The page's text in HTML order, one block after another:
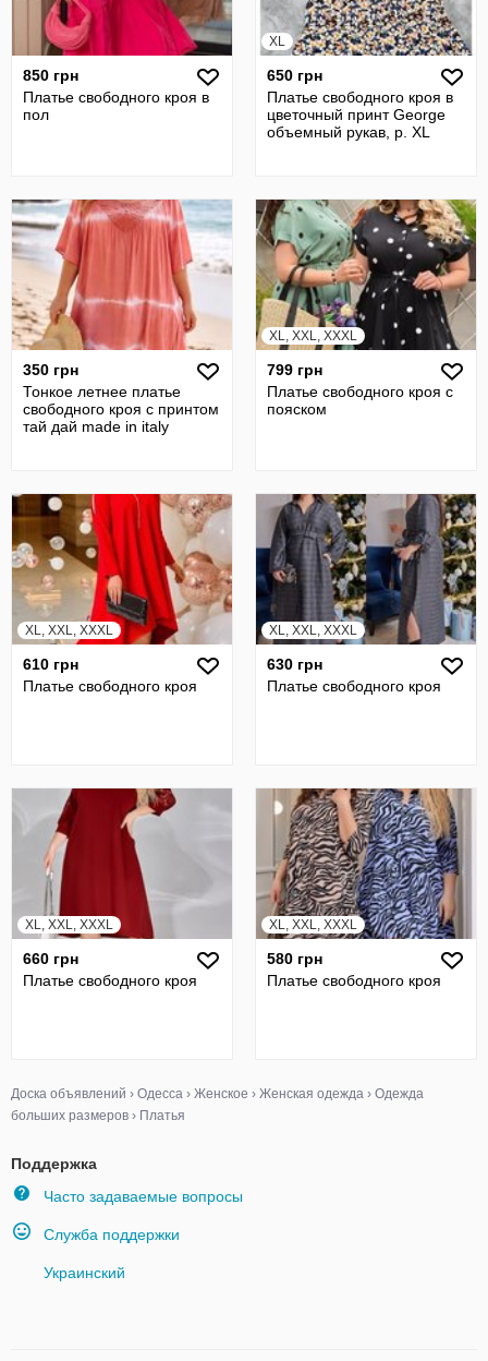
850 грн
Платье свободного кроя в
пол
XL
650 грн
Платье свободного кроя в
цветочный принт George
объемный рукав, р. XL
350 грн
Тонкое летнее платье
свободного кроя с принтом
тай дай made in italy
XL, XXL, XXXL
799 грн
Платье свободного кроя с
пояском
XL, XXL, XXXL
610 грн
Платье свободного кроя
XL, XXL, XXXL
630 грн
Платье свободного кроя
XL, XXL, XXXL
660 грн
Платье свободного кроя
XL, XXL, XXXL
580 грн
Платье свободного кроя
Доска объявлений › Одесса › Женское › Женская одежда › Одежда
больших размеров › Платья
Поддержка
Часто задаваемые вопросы
Служба поддержки
Украинский